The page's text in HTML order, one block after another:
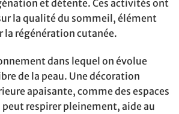
et détente. Ces activités ont
la qualité du sommeil, élément
régénération cutanée.
dans lequel on évolue
de la peau. Une décoration
apaisante, comme des espaces
peut respirer pleinement, aide au